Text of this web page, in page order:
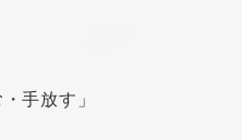
手放す」